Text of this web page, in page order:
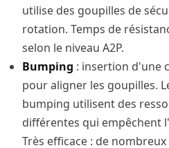
utilise des goupilles de
rotation. Temps de
selon le niveau A2P.
Bumping : insertion d'une
pour aligner les goupilles.
bumping utilisent des
différentes qui empêchent
Très efficace : de